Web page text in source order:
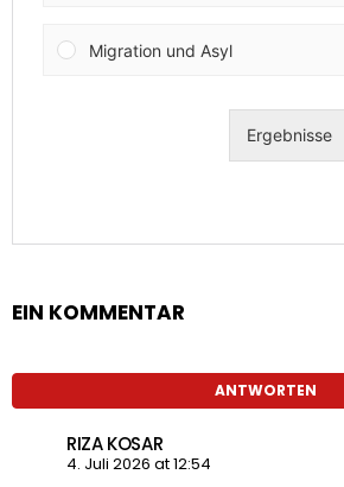
EIN KOMMENTAR
ANTWORTEN
RIZA KOSAR
4. Juli 2026 at 12:54